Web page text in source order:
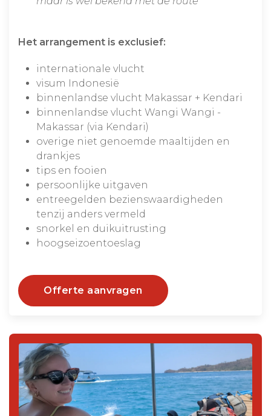
Het arrangement is exclusief:
internationale vlucht
visum Indonesië
binnenlandse vlucht Makassar + Kendari
binnenlandse vlucht Wangi Wangi -
Makassar (via Kendari)
overige niet genoemde maaltijden en
drankjes
tips en fooien
persoonlijke uitgaven
entreegelden bezienswaardigheden
tenzij anders vermeld
snorkel en duikuitrusting
hoogseizoentoeslag
Offerte aanvragen